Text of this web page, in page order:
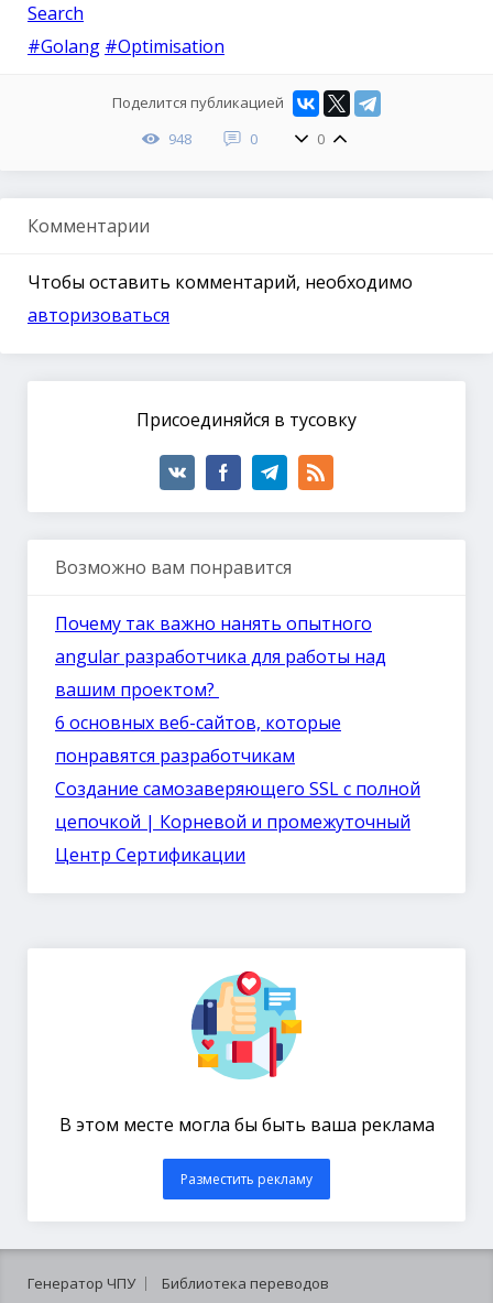
Search
#Golang #Optimisation
Поделится публикацией
948
0 0
Комментарии
Чтобы оставить комментарий, необходимо
авторизоваться
Присоединяйся в тусовку
Возможно вам понравится
Почему так важно нанять опытного
angular разработчика для работы над
вашим проектом?
6 основных веб-сайтов, которые
понравятся разработчикам
Создание самозаверяющего SSL с полной
цепочкой | Корневой и промежуточный
Центр Сертификации
В этом месте могла бы быть ваша реклама
Разместить рекламу
Генератор ЧПУ Библиотека переводов